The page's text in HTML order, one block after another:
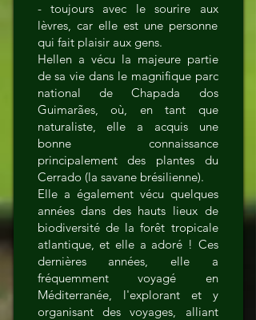
- toujours avec le sourire aux
lèvres, car elle est une personne
qui fait plaisir aux gens.
Hellen a vécu la majeure partie
de sa vie dans le magnifique parc
national de Chapada dos
Guimarães, où, en tant que
naturaliste, elle a acquis une
bonne connaissance
principalement des plantes du
Cerrado (la savane brésilienne).
Elle a également vécu quelques
années dans des hauts lieux de
biodiversité de la forêt tropicale
atlantique, et elle a adoré ! Ces
dernières années, elle a
fréquemment voyagé en
Méditerranée, l'explorant et y
organisant des voyages, alliant